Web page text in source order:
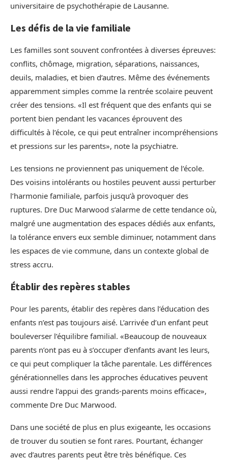
universitaire de psychothérapie de Lausanne.
Les défis de la vie familiale
Les familles sont souvent confrontées à diverses épreuves:
conflits, chômage, migration, séparations, naissances,
deuils, maladies, et bien d’autres. Même des événements
apparemment simples comme la rentrée scolaire peuvent
créer des tensions. «Il est fréquent que des enfants qui se
portent bien pendant les vacances éprouvent des
difficultés à l’école, ce qui peut entraîner incompréhensions
et pressions sur les parents», note la psychiatre.
Les tensions ne proviennent pas uniquement de l’école.
Des voisins intolérants ou hostiles peuvent aussi perturber
l’harmonie familiale, parfois jusqu’à provoquer des
ruptures. Dre Duc Marwood s’alarme de cette tendance où,
malgré une augmentation des espaces dédiés aux enfants,
la tolérance envers eux semble diminuer, notamment dans
les espaces de vie commune, dans un contexte global de
stress accru.
Établir des repères stables
Pour les parents, établir des repères dans l’éducation des
enfants n’est pas toujours aisé. L’arrivée d’un enfant peut
bouleverser l’équilibre familial. «Beaucoup de nouveaux
parents n’ont pas eu à s’occuper d’enfants avant les leurs,
ce qui peut compliquer la tâche parentale. Les différences
générationnelles dans les approches éducatives peuvent
aussi rendre l’appui des grands-parents moins efficace»,
commente Dre Duc Marwood.
Dans une société de plus en plus exigeante, les occasions
de trouver du soutien se font rares. Pourtant, échanger
avec d’autres parents peut être très bénéfique. Ces